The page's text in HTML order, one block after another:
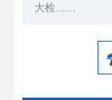
大检……